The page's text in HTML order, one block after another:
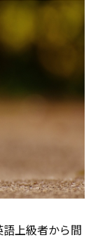
上級者から間